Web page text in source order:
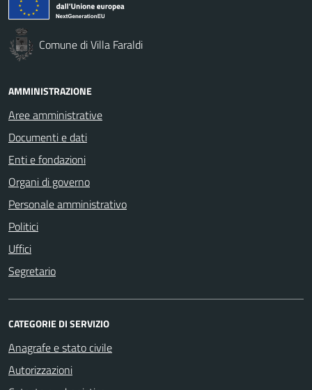
Comune di Villa Faraldi
AMMINISTRAZIONE
Aree amministrative
Documenti e dati
Enti e fondazioni
Organi di governo
Personale amministrativo
Politici
Uffici
Segretario
CATEGORIE DI SERVIZIO
Anagrafe e stato civile
Autorizzazioni